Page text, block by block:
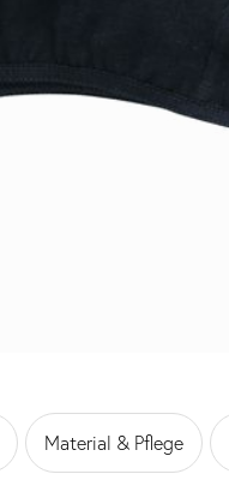
Material & Pflege